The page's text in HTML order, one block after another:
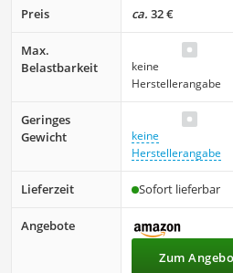
Preis ca. 32 €
Max.
Belastbarkeit
keine
Herstellerangabe
Geringes
Gewicht
keine
Herstellerangabe
Lieferzeit Sofort lieferbar
Angebote
Zum